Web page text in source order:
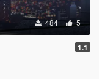
484 5
1.1